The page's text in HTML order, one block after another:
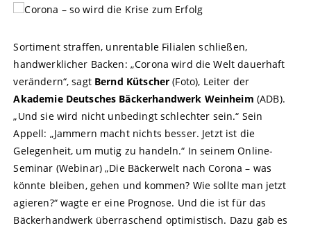
Sortiment straffen, unrentable Filialen schließen,
handwerklicher Backen: „Corona wird die Welt dauerhaft
verändern“, sagt Bernd Kütscher (Foto), Leiter der
Akademie Deutsches Bäckerhandwerk Weinheim (ADB).
„Und sie wird nicht unbedingt schlechter sein.“ Sein
Appell: „Jammern macht nichts besser. Jetzt ist die
Gelegenheit, um mutig zu handeln.“ In seinem Online-
Seminar (Webinar) „Die Bäckerwelt nach Corona – was
könnte bleiben, gehen und kommen? Wie sollte man jetzt
agieren?“ wagte er eine Prognose. Und die ist für das
Bäckerhandwerk überraschend optimistisch. Dazu gab es